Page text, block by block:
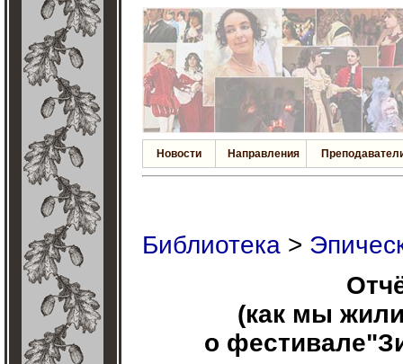
Новости Направления
Библиотека >
(как мы
о